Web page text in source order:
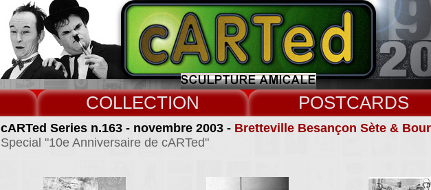
COLLECT CARDS
cARTed Series n.163 - novembre 2003 - Bretteville Besançon Sète &
Special "10e Anniversaire de cARTed"